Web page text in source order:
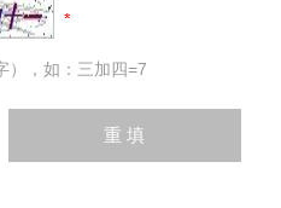
），如：三加四=7